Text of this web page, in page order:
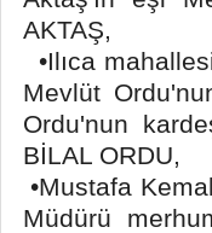
AKTAŞ,
•Ilıca
Mevlüt
Ordu'nun
BİLAL ORDU,
•Mustafa
Müdürü